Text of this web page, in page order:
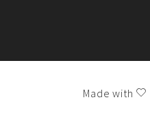
Made with